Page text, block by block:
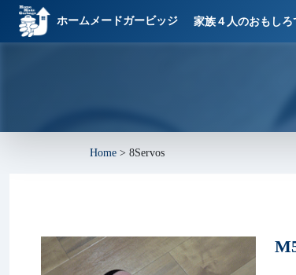
ホームメードガービッジ 家族４人のおもし
Home > 8Servos